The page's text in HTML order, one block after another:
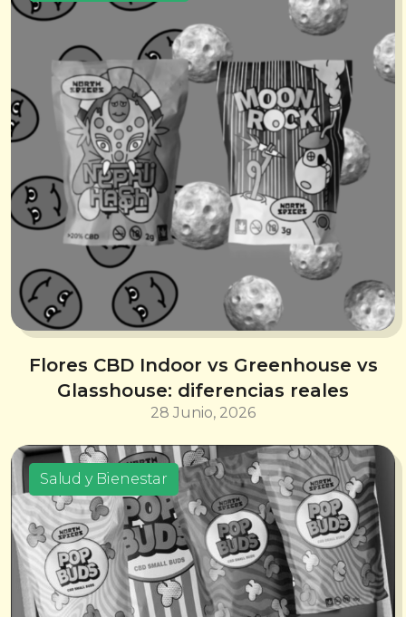
Flores CBD Indoor vs Greenhouse vs
Glasshouse: diferencias reales
28 Junio, 2026
Salud y Bienestar